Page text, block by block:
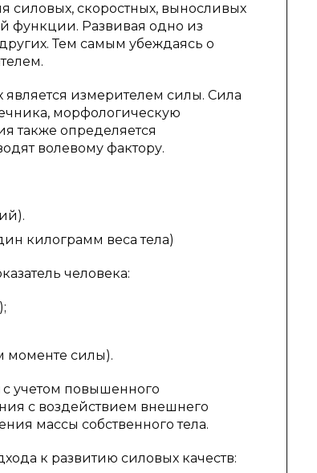
силовых, скоростных, выносливых
функции. Развивая одно из
Тем самым убеждаясь о
измерителем силы. Сила
морфологическую
также определяется
волевому фактору.
килограмм веса тела)
человека:
моменте силы).
учетом повышенного
с воздействием внешнего
массы собственного тела.
к развитию силовых качеств: